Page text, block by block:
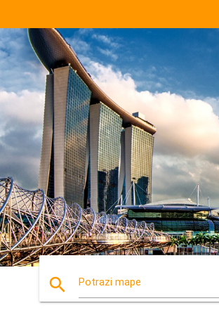
search Potrazi mape